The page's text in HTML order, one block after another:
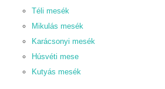
Téli mesék
Mikulás mesék
Karácsonyi mesék
Húsvéti mese
Kutyás mesék